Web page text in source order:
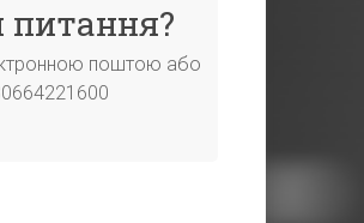
поштою або